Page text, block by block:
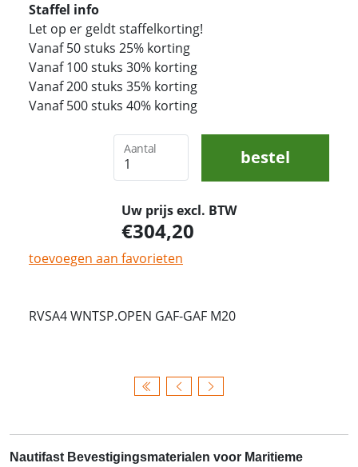
Staffel info
Let op er geldt staffelkorting!
Vanaf 50 stuks 25% korting
Vanaf 100 stuks 30% korting
Vanaf 200 stuks 35% korting
Vanaf 500 stuks 40% korting
Aantal bestel
Uw prijs excl. BTW
304,20
toevoegen aan favorieten
RVSA4 WNTSP.OPEN GAF-GAF M20
Nautifast Bevestigingsmaterialen voor Maritieme